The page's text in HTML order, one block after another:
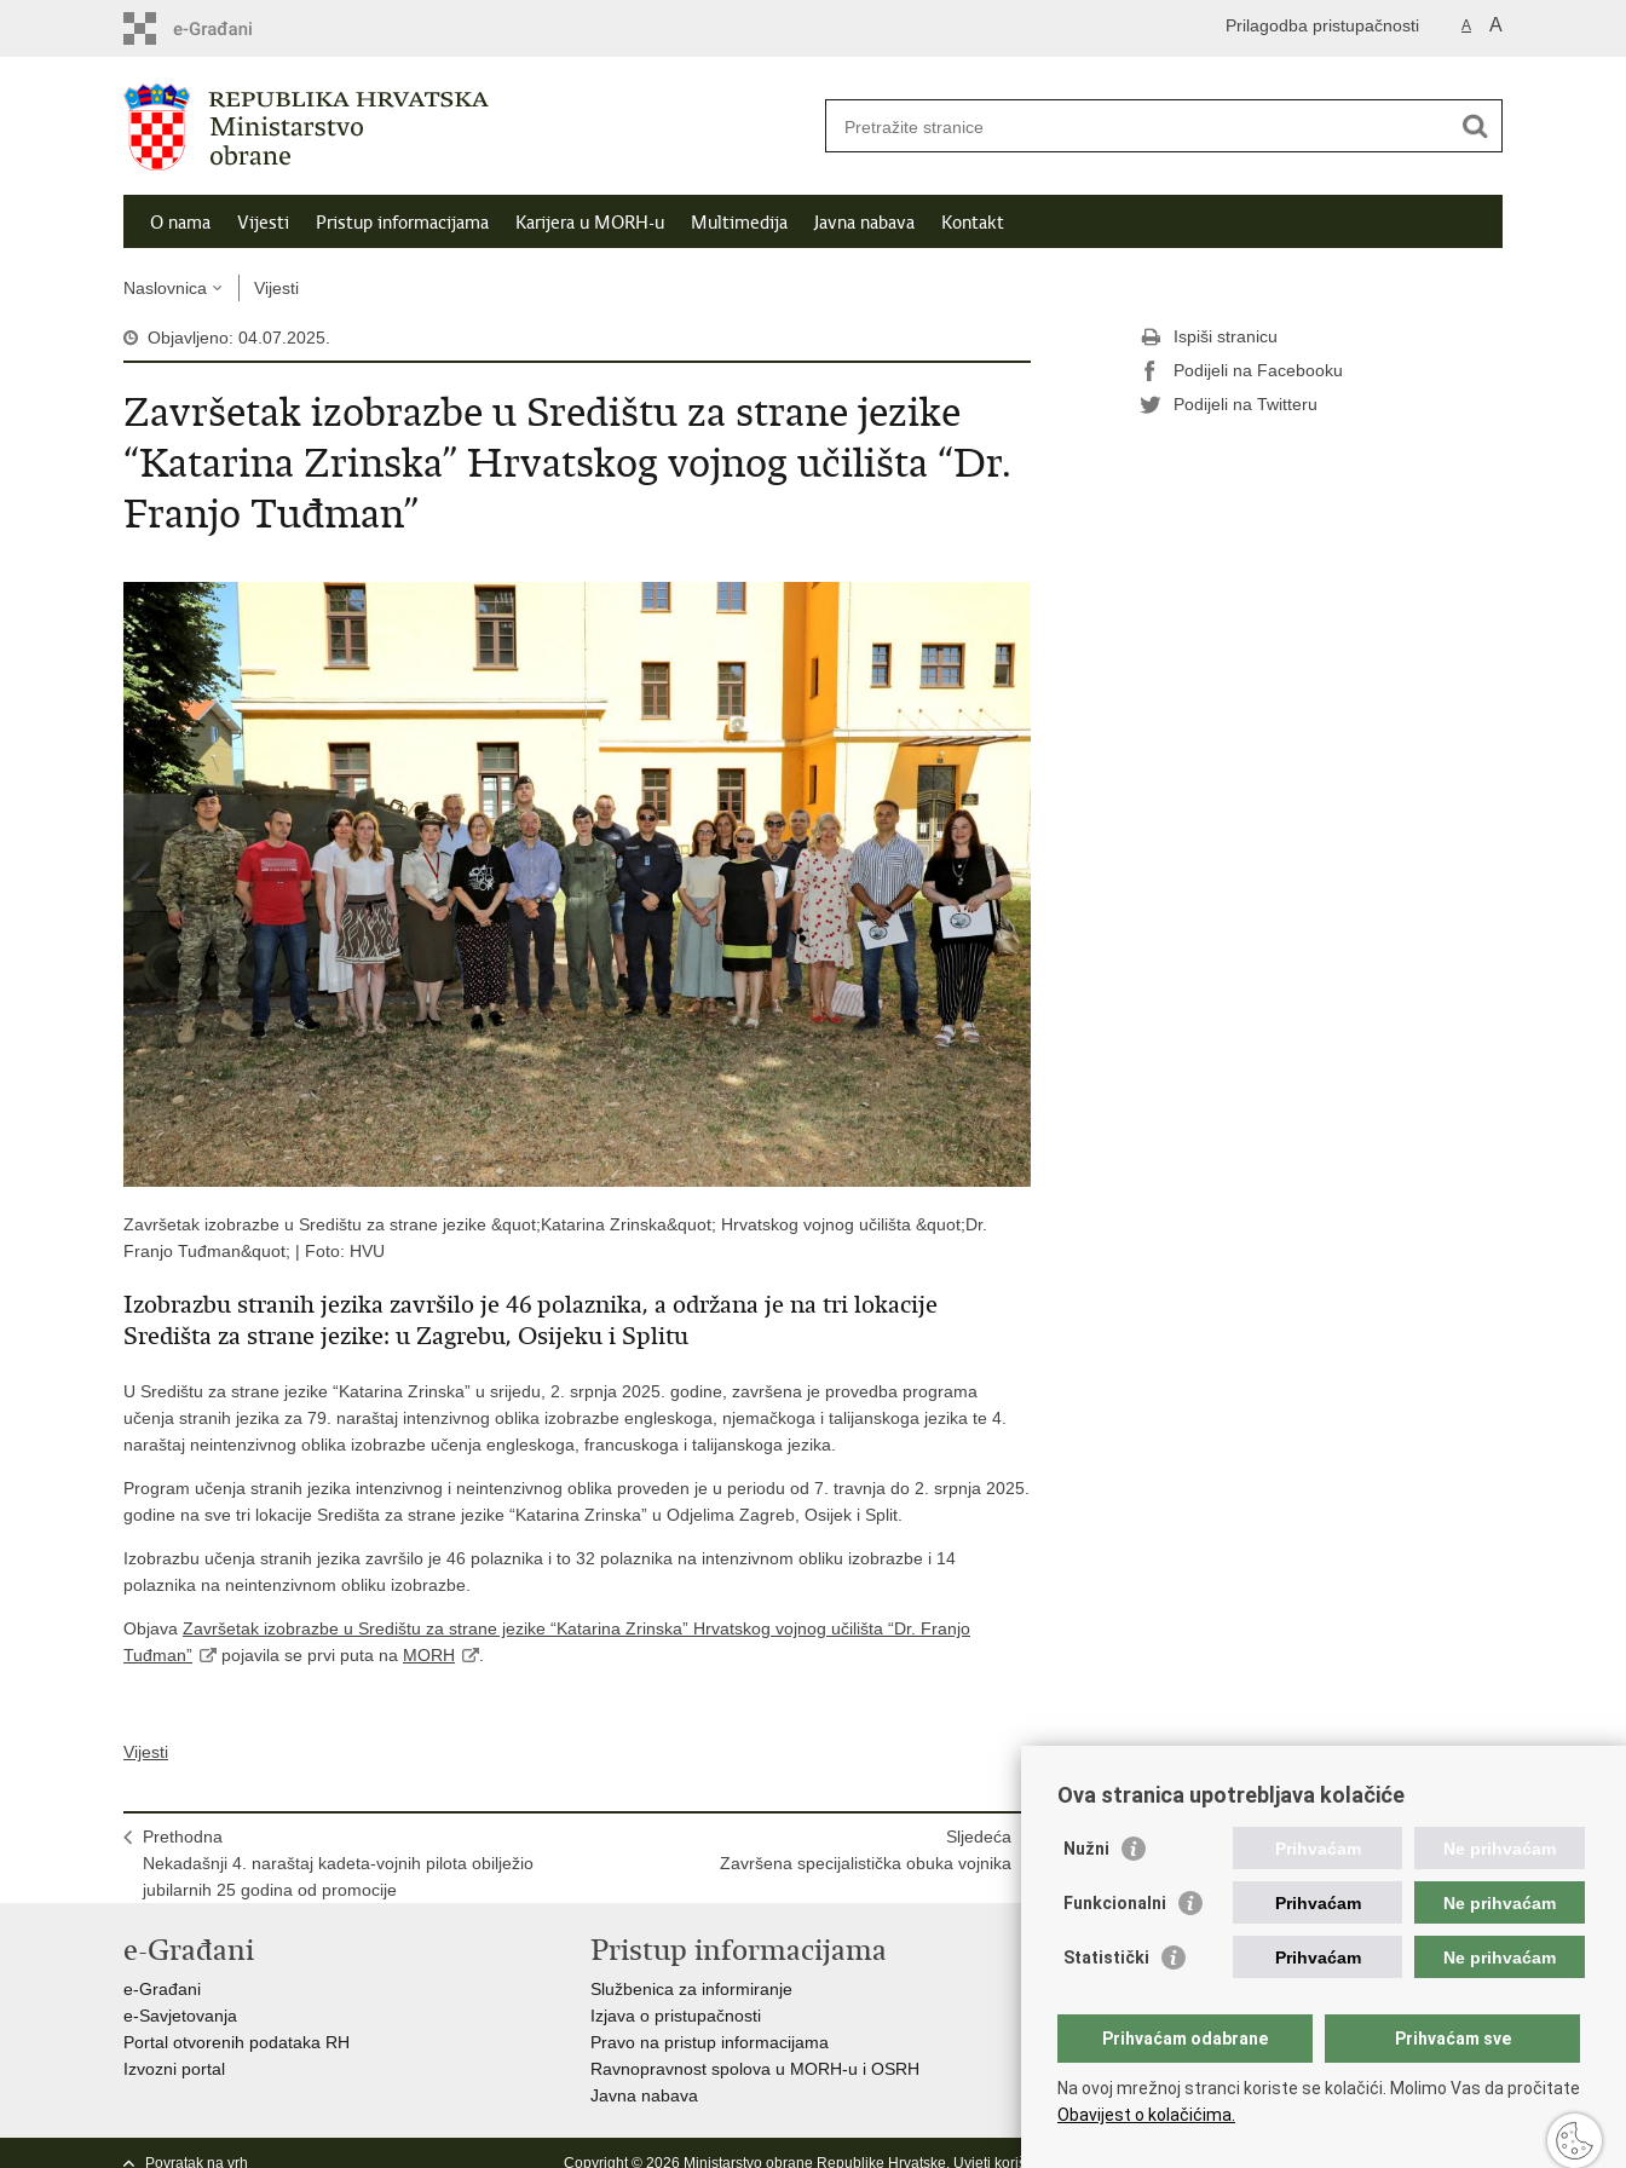
A A
Prilagodba pristupačnosti
O nama Vijesti Pristup informacijama Karijera u MORH-u Multimedija Javna nabava Kontakt
Naslovnica Vijesti
Objavljeno: 04.07.2025.
Završetak izobrazbe u Središtu za strane jezike
“Katarina Zrinska” Hrvatskog vojnog učilišta “Dr.
Franjo Tuđman”
Završetak izobrazbe u Središtu za strane jezike &quot;Katarina Zrinska&quot; Hrvatskog vojnog učilišta &quot;Dr.
Franjo Tuđman&quot; | Foto: HVU
Izobrazbu stranih jezika završilo je 46 polaznika, a održana je na tri lokacije
Središta za strane jezike: u Zagrebu, Osijeku i Splitu
U Središtu za strane jezike “Katarina Zrinska” u srijedu, 2. srpnja 2025. godine, završena je provedba programa
učenja stranih jezika za 79. naraštaj intenzivnog oblika izobrazbe engleskoga, njemačkoga i talijanskoga jezika te 4.
naraštaj neintenzivnog oblika izobrazbe učenja engleskoga, francuskoga i talijanskoga jezika.
Program učenja stranih jezika intenzivnog i neintenzivnog oblika proveden je u periodu od 7. travnja do 2. srpnja 2025.
godine na sve tri lokacije Središta za strane jezike “Katarina Zrinska” u Odjelima Zagreb, Osijek i Split.
Izobrazbu učenja stranih jezika završilo je 46 polaznika i to 32 polaznika na intenzivnom obliku izobrazbe i 14
polaznika na neintenzivnom obliku izobrazbe.
Objava Završetak izobrazbe u Središtu za strane jezike “Katarina Zrinska” Hrvatskog vojnog učilišta “Dr. Franjo
Tuđman”
pojavila se prvi puta na MORH .
Vijesti
Prethodna
Nekadašnji 4. naraštaj kadeta-vojnih pilota obilježio
jubilarnih 25 godina od promocije
Sljedeća
Završena specijalistička obuka vojnika
Ispiši stranicu
Podijeli na Facebooku
Podijeli na Twitteru
e-Građani
e-Građani
e-Savjetovanja
Portal otvorenih podataka RH
Izvozni portal
Pristup informacijama
Službenica za informiranje
Izjava o pristupačnosti
Pravo na pristup informacijama
Ravnopravnost spolova u MORH-u i OSRH
Javna nabava
Važne poveznice
Predsjednik RH
Hrvatski Sabor
Pučki pravobranitelj
Povratak na vrh Copyright © 2026 Ministarstvo obrane Republike Hrvatske. Uvjeti korištenja
Ova stranica upotrebljava kolačiće
Nužni Prihvaćam Ne prihvaćam
Funkcionalni Prihvaćam Ne prihvaćam
Statistički Prihvaćam Ne prihvaćam
Prihvaćam odabrane Prihvaćam sve
Na ovoj mrežnoj stranci koriste se kolačići. Molimo Vas da pročitate
Obavijest o kolačićima.